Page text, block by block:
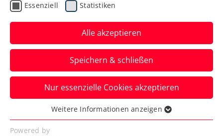
Top-
Nachwuchshoffnungen
wechseln ins ÖTV-
Leistungszentrum
Südstadt
Jakob Mittermayr, Milan Gal, Julia
Ehrenberger nehmen in Maria Enzersdorf
Essenziell Statistiken
Alle akzeptieren
Speichern & schließen
Nur essenzielle Cookies akzeptieren
Essenziell
Essenzielle Cookies werden für grundlegende
Weitere Informationen anzeigen
Powered by